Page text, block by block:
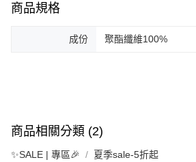
商品規格
成份 聚酯纖維100%
商品相關分類 (2)
✨SALE | 專區🎉 夏季sale-5折起